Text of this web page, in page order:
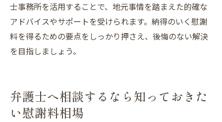
士事務所を活用することで、地元事情を踏まえた的確な
アドバイスやサポートを受けられます。納得のいく慰謝
料を得るための要点をしっかり押さえ、後悔のない解決
を目指しましょう。
弁護士へ相談するなら知っておきた
い慰謝料相場